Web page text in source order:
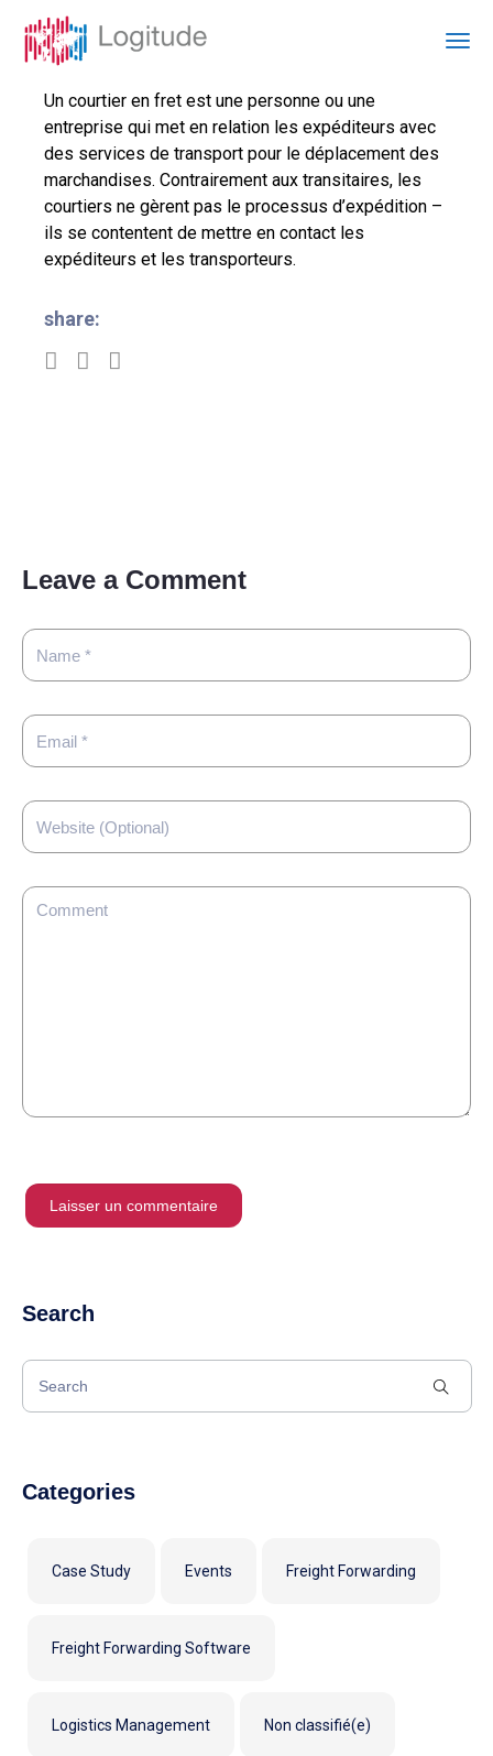
Un courtier en fret est une personne ou une
entreprise qui met en relation les expéditeurs avec
des services de transport pour le déplacement des
marchandises. Contrairement aux transitaires, les
courtiers ne gèrent pas le processus d’expédition –
ils se contentent de mettre en contact les
expéditeurs et les transporteurs.
share:
Leave a Comment
Search
Categories
Case Study Events Freight Forwarding
Freight Forwarding Software
Logistics Management Non classifié(e)